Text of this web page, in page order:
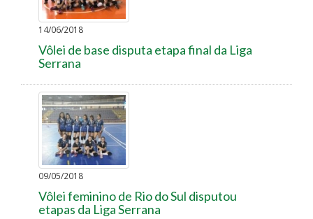
14/06/2018
Vôlei de base disputa etapa final da Liga
Serrana
09/05/2018
Vôlei feminino de Rio do Sul disputou
etapas da Liga Serrana